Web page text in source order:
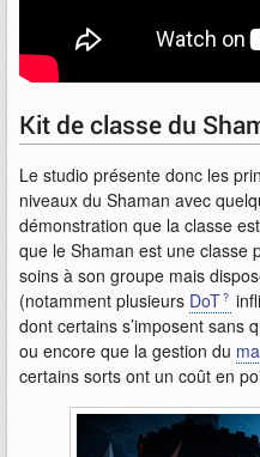
Kit de classe du
Le studio présente donc les
niveaux du Shaman avec
démonstration que la classe
que le Shaman est une classe
soins à son groupe mais
(notamment plusieurs DoT
dont certains s’imposent sans
ou encore que la gestion du
certains sorts ont un coût en